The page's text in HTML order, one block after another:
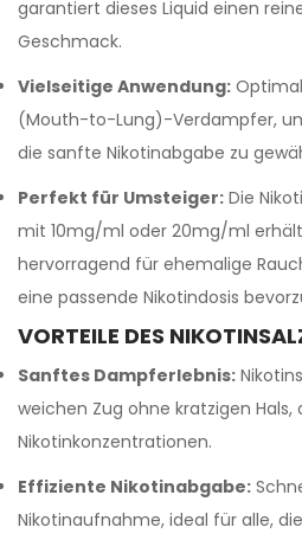
garantiert dieses Liquid einen
Geschmack.
Vielseitige Anwendung:
(Mouth-to-Lung)-Verdampfer,
die sanfte Nikotinabgabe zu
Perfekt für Umsteiger: Die
mit 10mg/ml oder 20mg/ml
hervorragend für ehemalige
eine passende Nikotindosis
VORTEILE DES
Sanftes Dampferlebnis:
weichen Zug ohne kratzigen
Nikotinkonzentrationen.
Effiziente Nikotinabgabe:
Nikotinaufnahme, ideal für alle,